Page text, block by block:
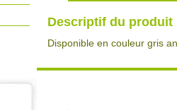
Descriptif du produit
Disponible en couleur gris